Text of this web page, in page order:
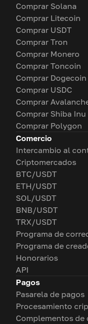
Comprar Solana
Comprar Litecoin
Comprar USDT
Comprar Tron
Comprar Monero
Comprar Toncoin
Comprar Dogecoin
Comprar USDC
Comprar
Comprar Shiba Inu
Comprar Polygon
Comercio
Intercambio al
Criptomercados
BTC/USDT
ETH/USDT
SOL/USDT
BNB/USDT
TRX/USDT
Programa de
Programa de
Honorarios
API
Pagos
Pasarela de pagos
Procesamiento
Complementos